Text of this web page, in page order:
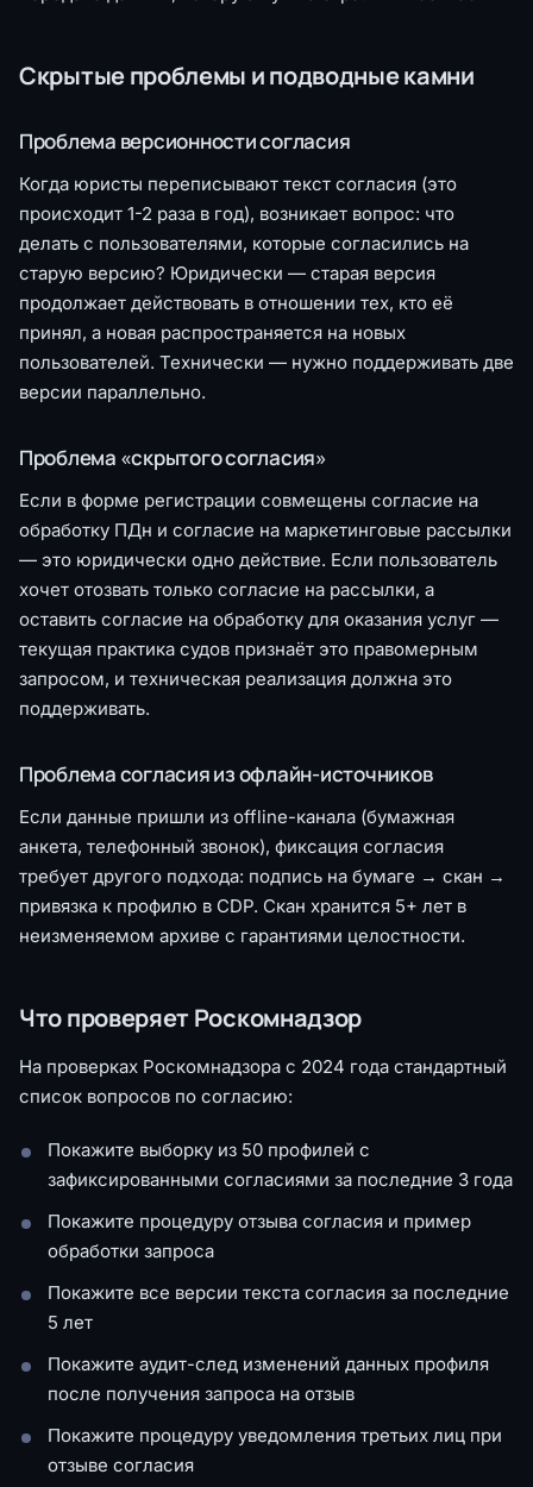
Скрытые проблемы и подводные камни
Проблема версионности согласия
Когда юристы переписывают текст согласия (это
происходит 1-2 раза в год), возникает вопрос: что
делать с пользователями, которые согласились на
старую версию? Юридически — старая версия
продолжает действовать в отношении тех, кто её
принял, а новая распространяется на новых
пользователей. Технически — нужно поддерживать две
версии параллельно.
Проблема «скрытого согласия»
Если в форме регистрации совмещены согласие на
обработку ПДн и согласие на маркетинговые рассылки
— это юридически одно действие. Если пользователь
хочет отозвать только согласие на рассылки, а
оставить согласие на обработку для оказания услуг —
текущая практика судов признаёт это правомерным
запросом, и техническая реализация должна это
поддерживать.
Проблема согласия из офлайн-источников
Если данные пришли из offline-канала (бумажная
анкета, телефонный звонок), фиксация согласия
требует другого подхода: подпись на бумаге → скан →
привязка к профилю в CDP. Скан хранится 5+ лет в
неизменяемом архиве с гарантиями целостности.
Что проверяет Роскомнадзор
На проверках Роскомнадзора с 2024 года стандартный
список вопросов по согласию:
Покажите выборку из 50 профилей с
зафиксированными согласиями за последние 3 года
Покажите процедуру отзыва согласия и пример
обработки запроса
Покажите все версии текста согласия за последние
5 лет
Покажите аудит-след изменений данных профиля
после получения запроса на отзыв
Покажите процедуру уведомления третьих лиц при
отзыве согласия